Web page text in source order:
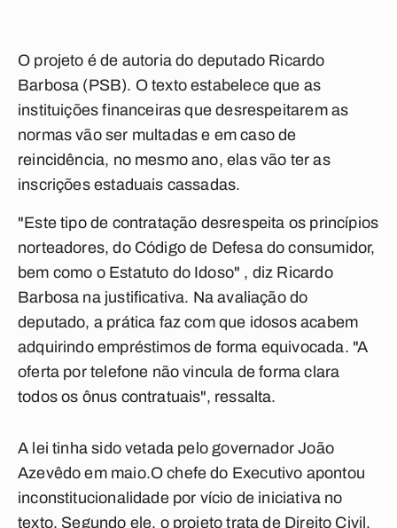
O projeto é de autoria do deputado Ricardo
Barbosa (PSB). O texto estabelece que as
instituições financeiras que desrespeitarem as
normas vão ser multadas e em caso de
reincidência, no mesmo ano, elas vão ter as
inscrições estaduais cassadas.
"Este tipo de contratação desrespeita os princípios
norteadores, do Código de Defesa do consumidor,
bem como o Estatuto do Idoso" , diz Ricardo
Barbosa na justificativa. Na avaliação do
deputado, a prática faz com que idosos acabem
adquirindo empréstimos de forma equivocada. "A
oferta por telefone não vincula de forma clara
todos os ônus contratuais", ressalta.
A lei tinha sido vetada pelo governador João
Azevêdo em maio.O chefe do Executivo apontou
inconstitucionalidade por vício de iniciativa no
texto. Segundo ele, o projeto trata de Direito Civil,